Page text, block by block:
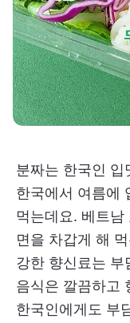
분짜는 한국인 입
한국에서 여름에
먹는데요. 베트
면을 차갑게 해
강한 향신료는 부
음식은 깔끔하고
한국인에게도 부